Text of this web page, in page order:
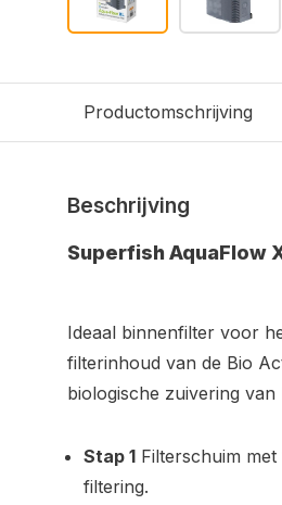
Productomschrijving
Beschrijving
Superfish AquaFlow
Ideaal binnenfilter voor
filterinhoud van de Bio
biologische zuivering
Stap 1 Filterschuim
filtering.